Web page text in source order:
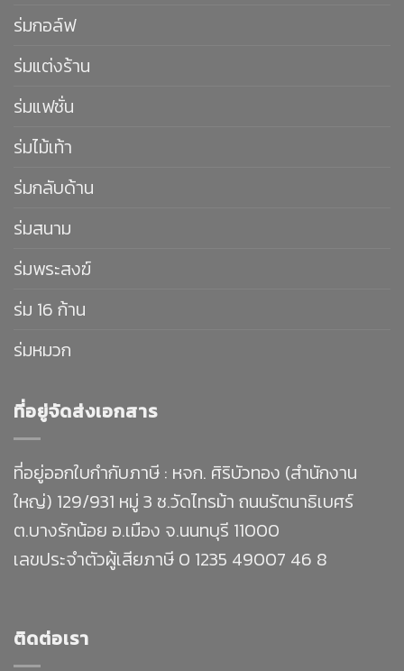
ร่มกอล์ฟ
ร่มแต่งร้าน
ร่มแฟชั่น
ร่มไม้เท้า
ร่มกลับด้าน
ร่มสนาม
ร่มพระสงฆ์
ร่ม 16 ก้าน
ร่มหมวก
ที่อยู่จัดส่งเอกสาร
ที่อยู่ออกใบกำกับภาษี : หจก. ศิริบัวทอง (สำนักงาน
ใหญ่) 129/931 หมู่ 3 ซ.วัดไทรม้า ถนนรัตนาธิเบศร์
ต.บางรักน้อย อ.เมือง จ.นนทบุรี 11000
เลขประจำตัวผู้เสียภาษี 0 1235 49007 46 8
ติดต่อเรา